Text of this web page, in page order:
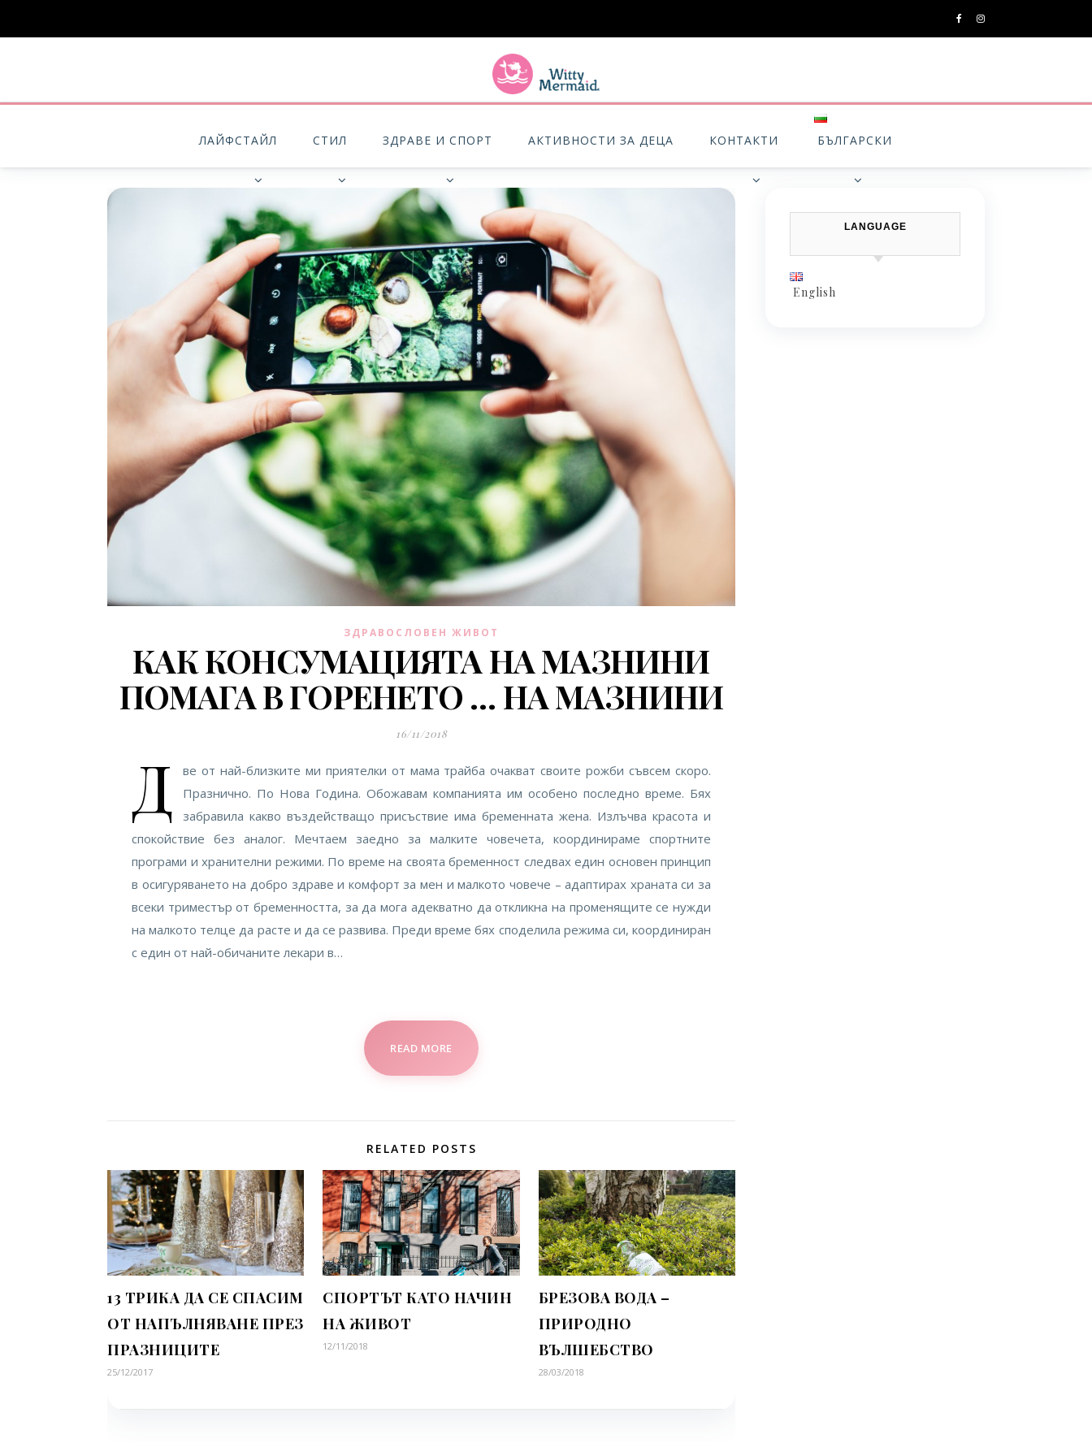
ЛАЙФСТАЙЛ СТИЛ ЗДРАВЕ И СПОРТ АКТИВНОСТИ ЗА ДЕЦА КОНТАКТИ БЪЛГАРСКИ
ЗДРАВОСЛОВЕН ЖИВОТ
КАК КОНСУМАЦИЯТА НА МАЗНИНИ
ПОМАГА В ГОРЕНЕТО … НА МАЗНИНИ
16/11/2018
Д
ве от най-близките ми приятелки от мама трайба очакват своите рожби съвсем скоро.
Празнично. По Нова Година. Обожавам компанията им особено последно време. Бях
забравила какво въздействащо присъствие има бременната жена. Излъчва красота и
спокойствие без аналог. Мечтаем заедно за малките човечета, координираме спортните
програми и хранителни режими. По време на своята бременност следвах един основен принцип
в осигуряването на добро здраве и комфорт за мен и малкото човече – адаптирах храната си за
всеки триместър от бременността, за да мога адекватно да откликна на променящите се нужди
на малкото телце да расте и да се развива. Преди време бях споделила режима си, координиран
с един от най-обичаните лекари в…
READ MORE
RELATED POSTS
13 ТРИКА ДА СЕ СПАСИМ
ОТ НАПЪЛНЯВАНЕ ПРЕЗ
ПРАЗНИЦИТЕ
25/12/2017
СПОРТЪТ КАТО НАЧИН
НА ЖИВОТ
12/11/2018
БРЕЗОВА ВОДА –
ПРИРОДНО
ВЪЛШЕБСТВО
28/03/2018
LANGUAGE
English